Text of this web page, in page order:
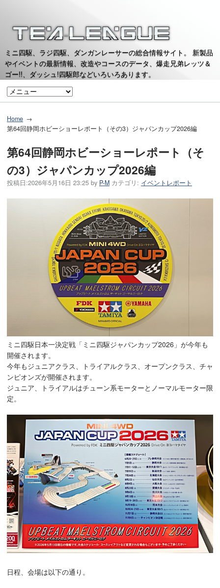
ミニ四駆、ラジ四駆、ダンガンレーサーの総合情報サイト。 新製品
やイベントの最新情報、改造やコースのデータ、爆走兄弟レッツ＆
ゴー!!、ダッシュ!四駆郎などいろいろあります。
Home
第64回静岡ホビーショーレポート（その3）ジャパンカップ2026編
第64回静岡ホビーショーレポート（そ
の3）ジャパンカップ2026編
投稿日:2026年5月16日 23:25 by P-M カテゴリ: イベントレポート
ミニ四駆日本一決定戦「ミニ四駆ジャパンカップ2026」が今年も
開催されます。
今年もジュニアクラス、トライアルクラス、オープンクラス、チャ
ンピオンズが開催されます。
ジュニア、トライアルはチューン系モーターとノーマルモーター限
定。
日程、会場は以下の通り。